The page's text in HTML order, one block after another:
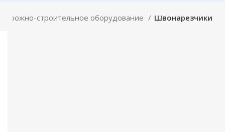
Дорожно-строительное оборудование Швонарезчики